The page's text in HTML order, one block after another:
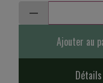
Ajouter au
Détails